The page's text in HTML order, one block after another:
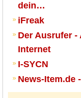
dein…
iFreak
Der Ausrufer -
Internet
I-SYCN
News-Item.de